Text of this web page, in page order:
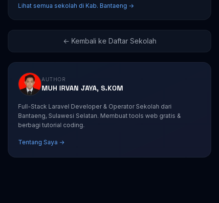
Lihat semua sekolah di Kab. Bantaeng →
← Kembali ke Daftar Sekolah
AUTHOR
MUH IRVAN JAYA, S.KOM
Full-Stack Laravel Developer & Operator Sekolah dari
Bantaeng, Sulawesi Selatan. Membuat tools web gratis &
berbagi tutorial coding.
Tentang Saya →